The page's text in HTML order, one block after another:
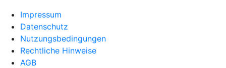
Impressum
Datenschutz
Nutzungsbedingungen
Rechtliche Hinweise
AGB